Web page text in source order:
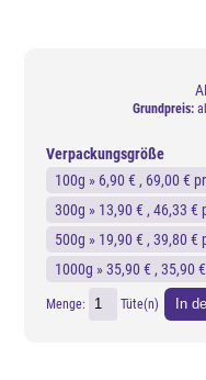
Grundpreis:
Verpackungsgröße
100g » 6,90 € , 69,00 €
300g » 13,90 € , 46,33 €
500g » 19,90 € , 39,80 €
1000g »35,90 € , 35,90
Menge: Tüte(n) In